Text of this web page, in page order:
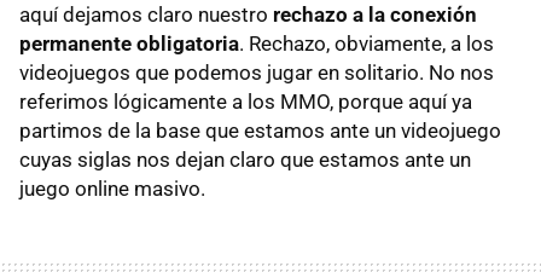
aquí dejamos claro nuestro rechazo a la conexión
permanente obligatoria. Rechazo, obviamente, a los
videojuegos que podemos jugar en solitario. No nos
referimos lógicamente a los MMO, porque aquí ya
partimos de la base que estamos ante un videojuego
cuyas siglas nos dejan claro que estamos ante un
juego online masivo.